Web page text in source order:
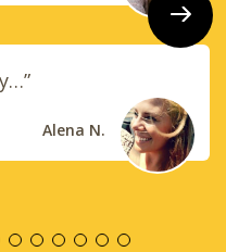
Další
Alena N.